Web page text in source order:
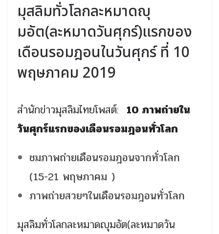
มุสลิมทั่วโลกละหมาดญุ
มอัต(ละหมาดวันศุกร์)แรกของ
เดือนรอมฎอนในวันศุกร์ ที่ 10
พฤษภาคม 2019
สำนักข่าวมุสลิมไทยโพสต์: 10 ภาพถ่ายใน
วันศุกร์แรกของเดือนรอมฎอนทั่วโลก
ชมภาพถ่ายเดือนรอมฎอนจากทั่วโลก
(15-21 พฤษภาคม )
ภาพถ่ายสวยๆในเดือนรอมฎอนทั่วโลก
มุสลิมทั่วโลกละหมาดญุมอัต(ละหมาดวัน